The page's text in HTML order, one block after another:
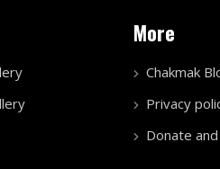
More
Chakmak
Privacy
Donate